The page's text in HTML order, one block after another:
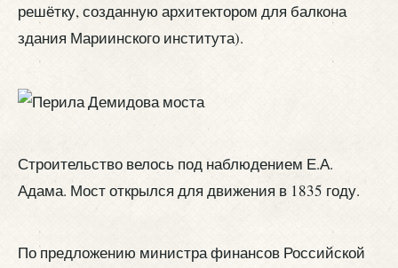
решётку, созданную архитектором для балкона
здания Мариинского института).
Строительство велось под наблюдением Е.А.
Адама. Мост открылся для движения в 1835 году.
По предложению министра финансов Российской